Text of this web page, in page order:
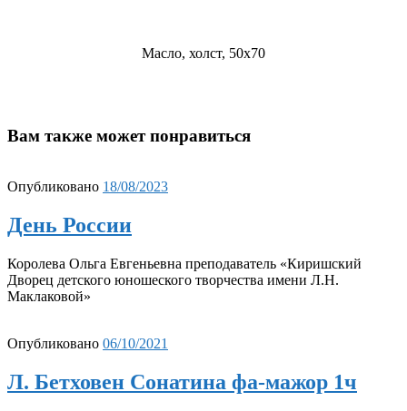
Масло, холст, 50х70
Вам также может понравиться
Опубликовано 18/08/2023
День России
Королева Ольга Евгеньевна преподаватель «Киришский
Дворец детского юношеского творчества имени Л.Н.
Маклаковой»
Опубликовано 06/10/2021
Л. Бетховен Сонатина фа-мажор 1ч